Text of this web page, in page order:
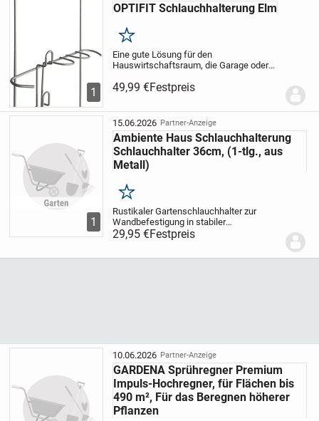
1
OPTIFIT Schlauchhalterung Elm
Merken
Eine gute Lösung für den
Hauswirtschaftsraum, die Garage oder
Schlauchhalter »Elm« aus dem Programm
49,99 €Festpreis
1
15.06.2026 Partner-Anzeige
Ambiente Haus Schlauchhalterung
Schlauchhalter 36cm, (1-tlg., aus
Metall)
Merken
Rustikaler Gartenschlauchhalter zur
Wandbefestigung in stabiler
Metallausführung Praktisch / Home
29,95 €Festpreis
10.06.2026 Partner-Anzeige
GARDENA Sprühregner Premium
Impuls-Hochregner, für Flächen bis
490 m², Für das Beregnen höherer
Pflanzen